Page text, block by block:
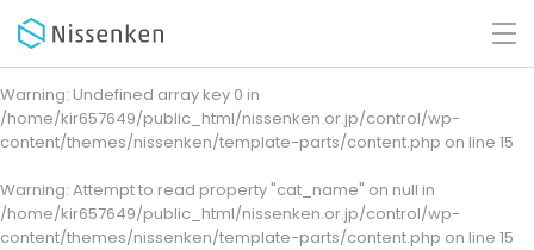
Warning: Undefined array key 0 in
/home/kir657649/public_html/nissenken.or.jp/control/wp-
content/themes/nissenken/template-parts/content.php on line 15
Warning: Attempt to read property "cat_name" on null in
/home/kir657649/public_html/nissenken.or.jp/control/wp-
content/themes/nissenken/template-parts/content.php on line 15